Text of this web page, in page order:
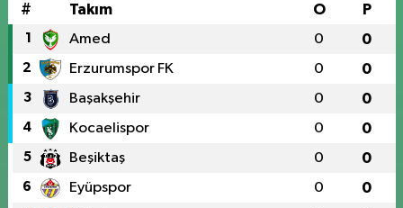
# Takım O P
1 Amed 0 0
2 Erzurumspor FK 0 0
3 Başakşehir 0 0
4 Kocaelispor 0 0
5 Beşiktaş 0 0
6 Eyüpspor 0 0